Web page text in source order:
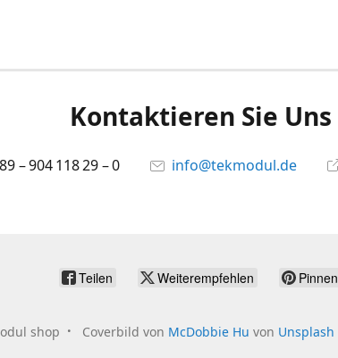
Kontaktieren Sie Uns
– 904 118 29 – 0 info@tekmodul.de
Teilen Weiterempfehlen Pinnen
shop Coverbild von McDobbie Hu von Unsplash